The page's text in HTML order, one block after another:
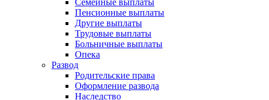
Семейные выплаты
Пенсионные выплаты
Другие выплаты
Трудовые выплаты
Больничные выплаты
Опека
Развод
Родительские права
Оформление развода
Наследство